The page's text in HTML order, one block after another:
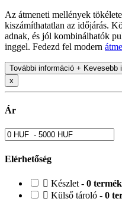
Az átmeneti mellények
kiszámíthatatlan az időjárás.
adnak, és jól kombinálhatók
inggel. Fedezd fel modern
További információ + Kevesebb
x
Ár
Elérhetőség
Készlet - 0
Külső tároló - 0